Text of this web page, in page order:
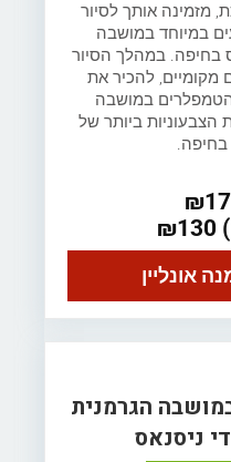
מזמינה אותך לסיור
במיוחד במושבה
בחיפה. במהלך הסיור
מ – 5-6 עסקים מקומיים, להכיר את
במושבה
הצבעוניות ביותר של
בחיפה.
אונליין
הגרמנית
ניסנאס